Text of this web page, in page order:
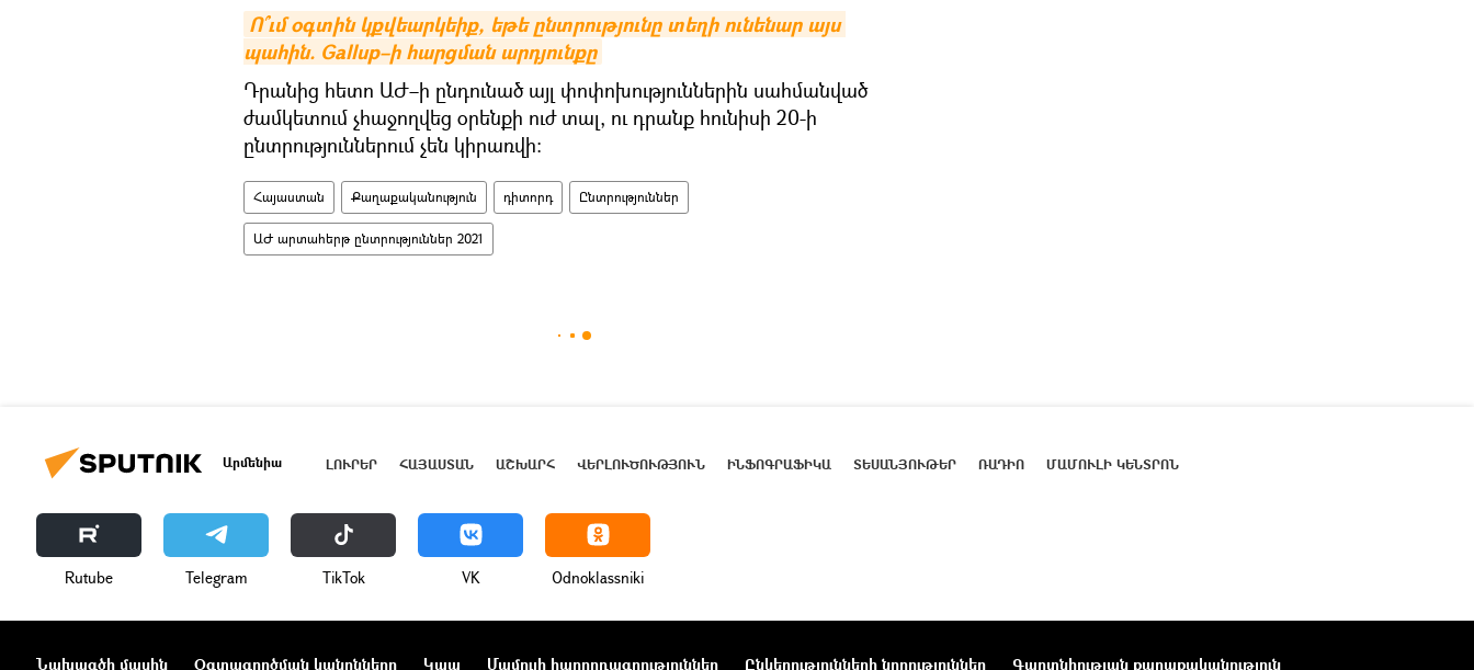
Ո՞ւմ օգտին կքվեարկեիք, եթե ընտրությունը տեղի ունենար այս
պահին. Gallup–ի հարցման արդյունքը
Դրանից հետո ԱԺ–ի ընդունած այլ փոփոխություններին սահմանված
ժամկետում չհաջողվեց օրենքի ուժ տալ, ու դրանք հունիսի 20-ի
ընտրություններում չեն կիրառվի։
Հայաստան Քաղաքականություն դիտորդ Ընտրություններ
ԱԺ արտահերթ ընտրություններ 2021
Արմենիա ԼՈՒՐԵՐ ՀԱՅԱՍՏԱՆ ԱՇԽԱՐՀ ՎԵՐԼՈՒԾՈՒԹՅՈՒՆ ԻՆՖՈԳՐԱՖԻԿԱ ՏԵՍԱՆՅՈՒԹԵՐ ՌԱԴԻՈ ՄԱՄՈՒԼԻ ԿԵՆՏՐՈՆ
Rutube Telegram ТikТоk VK Odnoklassniki
Նախագծի մասին Օգտագործման կանոնները Կապ Մամուլի հաղորդագրություններ Ընկերությունների նորություններ Գաղտնիության քաղաքականություն